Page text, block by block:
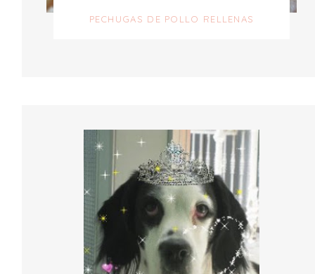
PECHUGAS DE POLLO RELLENAS